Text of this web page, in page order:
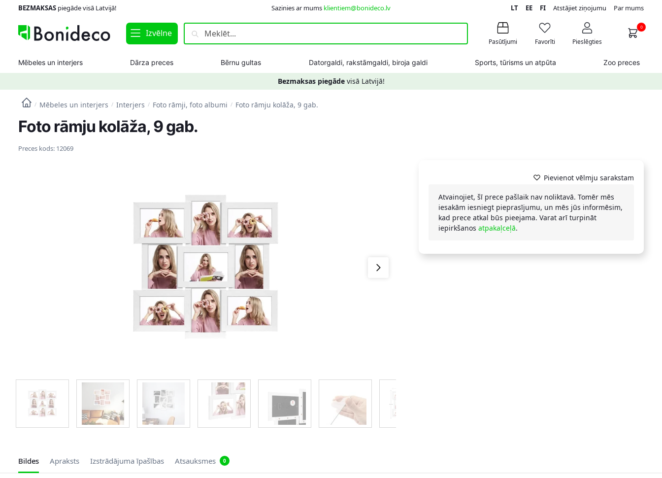
navigation
content
BEZMAKSASpiegāde visā Latvijā! Sazinies ar mums klientiem@bonideco.lv LT EE FIAtstājiet ziņojumu Par mums
Izvēlne
Meklēt:
Pasūtījumi Favorīti Pieslēgties
0
Mēbeles un interjers Dārza preces Bērnu gultas Datorgaldi, rakstāmgaldi, biroja galdi Sports, tūrisms un atpūta Zoo preces
Bezmaksas piegādevisā Latvijā!
/ Mēbeles un interjers / Interjers / Foto rāmji, foto albumi / Foto rāmju kolāža, 9 gab.
Foto rāmju kolāža, 9 gab.
Preces kods: 12069
Pievienot vēlmju sarakstam
Atvainojiet, šī prece pašlaik nav noliktavā. Tomēr mēs
iesakām iesniegt pieprasījumu, un mēs jūs informēsim,
kad prece atkal būs pieejama. Varat arī turpināt
iepirkšanos atpakaļceļā.
Bildes Apraksts Izstrādājuma īpašības Atsauksmes 0